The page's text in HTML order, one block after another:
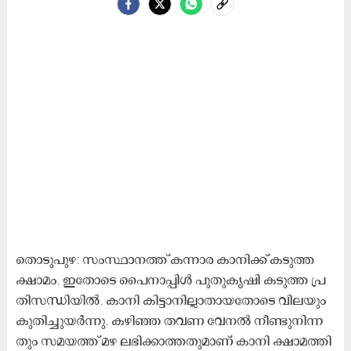
തൊ​​ടു​​പു​​ഴ: സം​​സ്ഥാ​​ന​​ത്ത് ക​​ന്നാ​​ര കാ​​നി​​ക്ക് ക​​ടു​​ത്ത
ക്ഷാ​​മം. ഇ​​തോ​​ടെ പൈ​നാ​പ്പി​ൾ പു​​തു​​കൃ​​ഷി ക​ടു​ത്ത പ്ര​​
തി​​സ​​ന്ധി​​യി​​ൽ. കാ​​നി കി​​ട്ടാ​​നി​​ല്ലാ​​താ​​യ​​തോ​​ടെ വി​​ല​​യും
കു​​തി​​ച്ചു​​യ​​ർ​​ന്നു. ക​​ഴി​​ഞ്ഞ ത​​വ​​ണ വേ​​ന​​ൽ നീ​​ണ്ടു​​നി​​ന്ന​​
തും സ​​മ​​യ​​ത്ത് മ​​ഴ ല​​ഭി​​ക്കാ​​ത്ത​​തു​​മാ​​ണ് കാ​​നി ക്ഷാ​​മ​​ത്തി​​